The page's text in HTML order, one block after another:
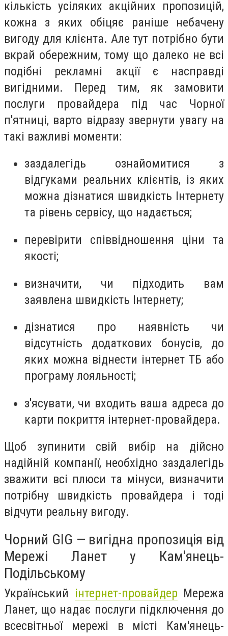
кількість усіляких акційних пропозицій,
кожна з яких обіцяє раніше небачену
вигоду для клієнта. Але тут потрібно бути
вкрай обережним, тому що далеко не всі
подібні рекламні акції є насправді
вигідними. Перед тим, як замовити
послуги провайдера під час Чорної
п'ятниці, варто відразу звернути увагу на
такі важливі моменти:
заздалегідь ознайомитися з
відгуками реальних клієнтів, із яких
можна дізнатися швидкість Інтернету
та рівень сервісу, що надається;
перевірити співвідношення ціни та
якості;
визначити, чи підходить вам
заявлена ​​швидкість Інтернету;
дізнатися про наявність чи
відсутність додаткових бонусів, до
яких можна віднести інтернет ТБ або
програму лояльності;
з'ясувати, чи входить ваша адреса до
карти покриття інтернет-провайдера.
Щоб зупинити свій вибір на дійсно
надійній компанії, необхідно заздалегідь
зважити всі плюси та мінуси, визначити
потрібну швидкість провайдера і тоді
відчути реальну вигоду.
Чорний GIG — вигідна пропозиція від
Мережі Ланет у Кам'янець-
Подільському
Український інтернет-провайдер Мережа
Ланет, що надає послуги підключення до
всесвітньої мережі в місті Кам'янець-